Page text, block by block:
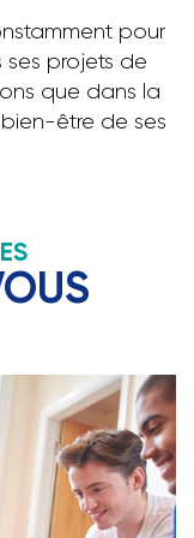
pour
ses projets de
que dans la
être de ses